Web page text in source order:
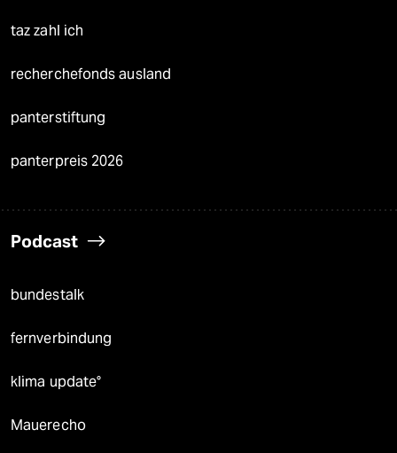
taz zahl ich
recherchefonds ausland
panterstiftung
panterpreis 2026
Podcast
bundestalk
fernverbindung
klima update°
Mauerecho